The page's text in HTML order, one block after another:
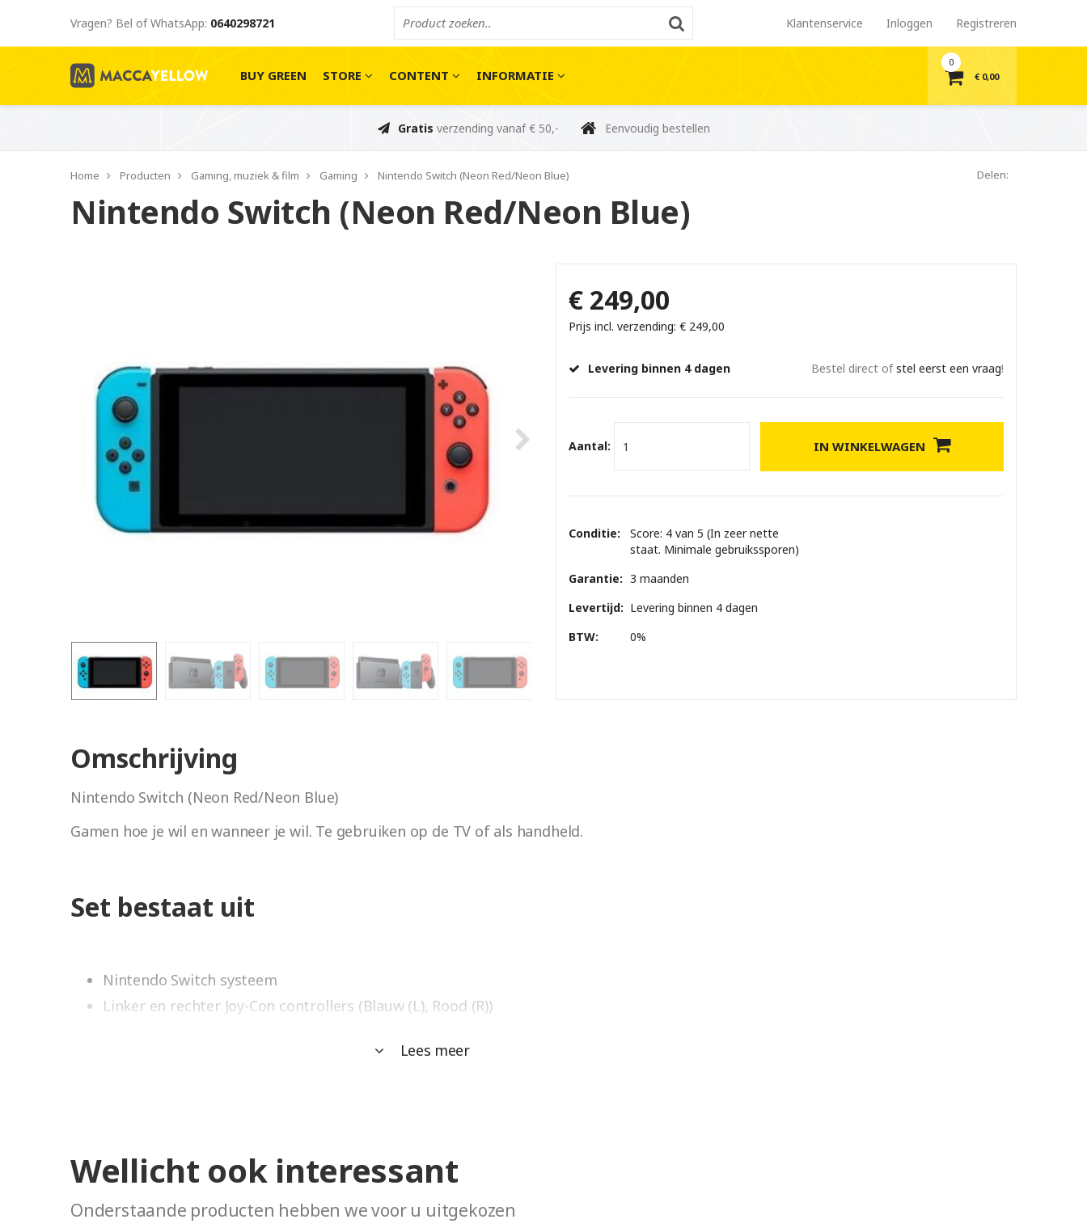
Vragen? Bel of WhatsApp: 0640298721 Klantenservice Inloggen Registreren
BUY GREEN STORE CONTENT INFORMATIE
0
€ 0,00
Gratis verzending vanaf € 50,- Eenvoudig bestellen
Home Producten Gaming, muziek & film Gaming Nintendo Switch (Neon Red/Neon Blue) Delen:
Nintendo Switch (Neon Red/Neon Blue)
€ 249,00
Prijs incl. verzending: € 249,00
Levering binnen 4 dagen Bestel direct ofstel eerst een vraag!
Aantal: IN WINKELWAGEN
Conditie:
Score: 4 van 5 (In zeer nette
staat. Minimale gebruikssporen)
Garantie: 3 maanden
Levertijd: Levering binnen 4 dagen
BTW:
0%
Omschrijving
Nintendo Switch (Neon Red/Neon Blue)
Gamen hoe je wil en wanneer je wil. Te gebruiken op de TV of als handheld.
Set bestaat uit
Nintendo Switch systeem
Linker en rechter Joy-Con controllers (Blauw (L), Rood (R))
Lees meer
Wellicht ook interessant
Onderstaande producten hebben we voor u uitgekozen